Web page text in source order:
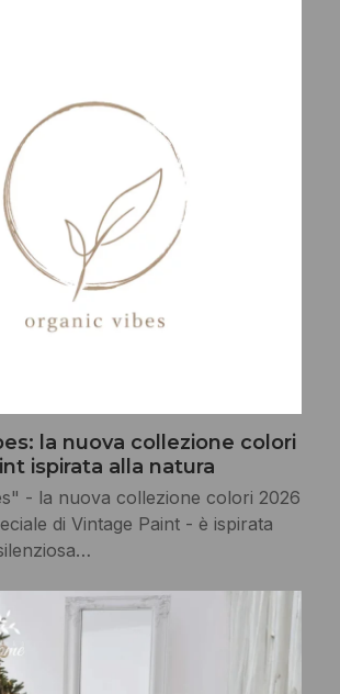
la nuova collezione colori
ispirata alla natura
- la nuova collezione colori 2026
di Vintage Paint - è ispirata